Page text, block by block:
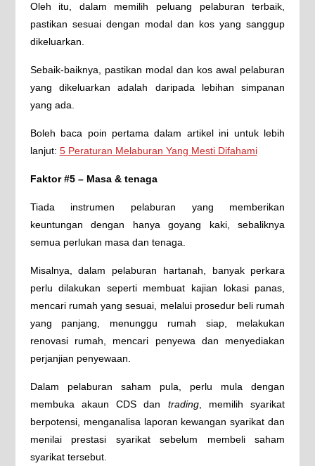
Oleh itu, dalam memilih peluang pelaburan terbaik,
pastikan sesuai dengan modal dan kos yang sanggup
dikeluarkan.
Sebaik-baiknya, pastikan modal dan kos awal pelaburan
yang dikeluarkan adalah daripada lebihan simpanan
yang ada.
Boleh baca poin pertama dalam artikel ini untuk lebih
lanjut: 5 Peraturan Melaburan Yang Mesti Difahami
Faktor #5 – Masa & tenaga
Tiada instrumen pelaburan yang memberikan
keuntungan dengan hanya goyang kaki, sebaliknya
semua perlukan masa dan tenaga.
Misalnya, dalam pelaburan hartanah, banyak perkara
perlu dilakukan seperti membuat kajian lokasi panas,
mencari rumah yang sesuai, melalui prosedur beli rumah
yang panjang, menunggu rumah siap, melakukan
renovasi rumah, mencari penyewa dan menyediakan
perjanjian penyewaan.
Dalam pelaburan saham pula, perlu mula dengan
membuka akaun CDS dan trading, memilih syarikat
berpotensi, menganalisa laporan kewangan syarikat dan
menilai prestasi syarikat sebelum membeli saham
syarikat tersebut.